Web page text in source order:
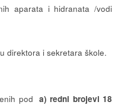
aparata i hidranata /vodi
direktora i sekretara škole.
poda) redni brojevi 18